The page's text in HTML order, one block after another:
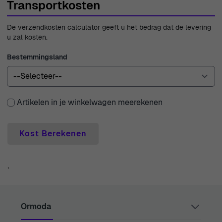
Transportkosten
De verzendkosten calculator geeft u het bedrag dat de levering
u zal kosten.
Bestemmingsland
Artikelen in je winkelwagen meerekenen
Kost Berekenen
`
Ormoda